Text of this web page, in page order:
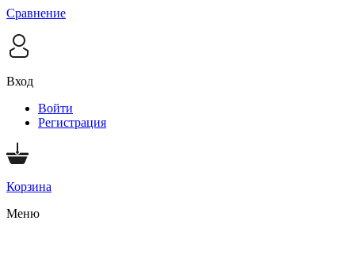
Сравнение
Вход
Войти
Регистрация
Корзина
Меню